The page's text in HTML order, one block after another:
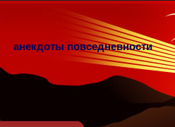
анекдоты повседневности